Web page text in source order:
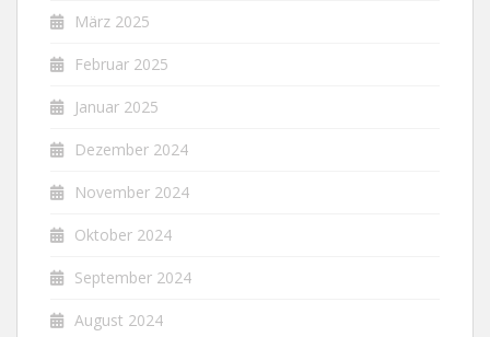
März 2025
Februar 2025
Januar 2025
Dezember 2024
November 2024
Oktober 2024
September 2024
August 2024